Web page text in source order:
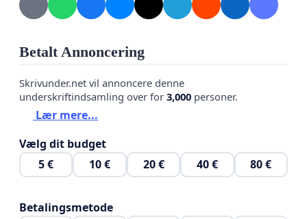
Betalt Annoncering
Skrivunder.net vil annoncere denne
underskriftindsamling over for 3,000 personer.
Lær mere...
Vælg dit budget
5 €
10 € 20 € 40 € 80 €
Betalingsmetode